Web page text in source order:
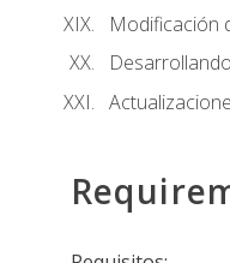
Modificación